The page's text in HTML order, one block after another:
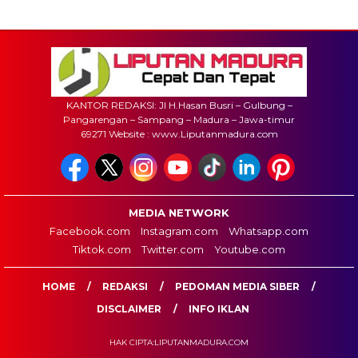
KANTOR REDAKSI: Jl H.Hasan Busri – Gulbung –
Pangarengan – Sampang – Madura – Jawa-timur
69271 Website : www.Liputanmadura.com
MEDIA NETWORK
Facebook.com
Instagram.com
Whatsapp.com
Tiktok.com
Twitter.com Youtube.com
HOME REDAKSI
PEDOMAN MEDIA SIBER
DISCLAIMER
INFO IKLAN
HAK CIPTA:LIPUTANMADURA.COM